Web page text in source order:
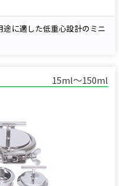
に適した低重心設計のミニ
備し、研究・製薬・化学分野
15ml～150ml